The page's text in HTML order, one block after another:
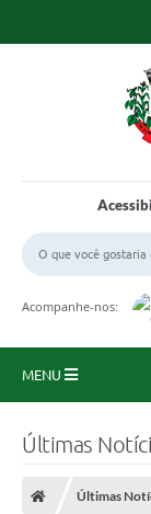
Acompanhe-nos:
MENU
Últimas
Últimas